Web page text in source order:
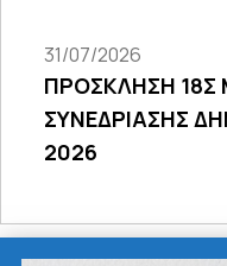
31/07/2026
ΠΡΟΣΚΛΗΣΗ 18Σ
ΣΥΝΕΔΡΙΑΣΗΣ
2026